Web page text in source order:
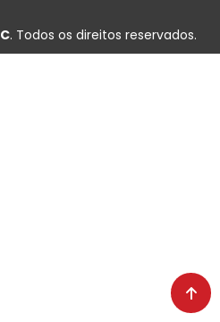
. Todos os direitos reservados.